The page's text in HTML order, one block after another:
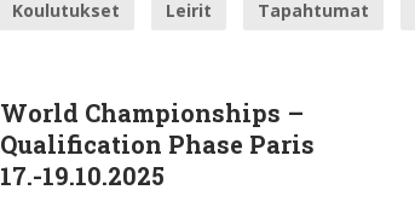
Koulutukset Leirit Tapahtumat
World Championships –
Qualification Phase Paris
17.-19.10.2025